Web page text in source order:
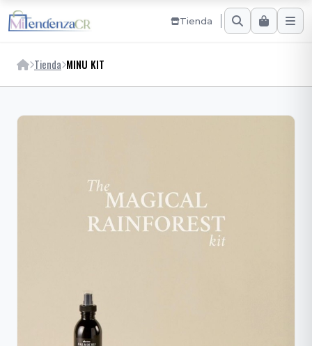
Tienda
Tienda MINU KIT